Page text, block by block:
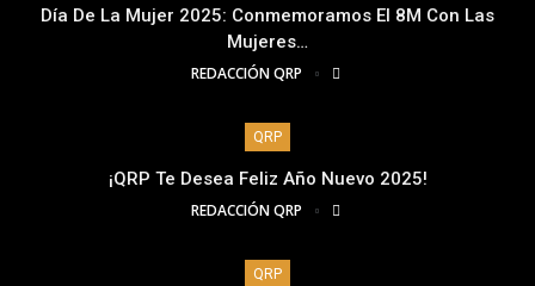
Día De La Mujer 2025: Conmemoramos El 8M Con Las
Mujeres…
REDACCIÓN QRP
QRP
¡QRP Te Desea Feliz Año Nuevo 2025!
REDACCIÓN QRP
QRP